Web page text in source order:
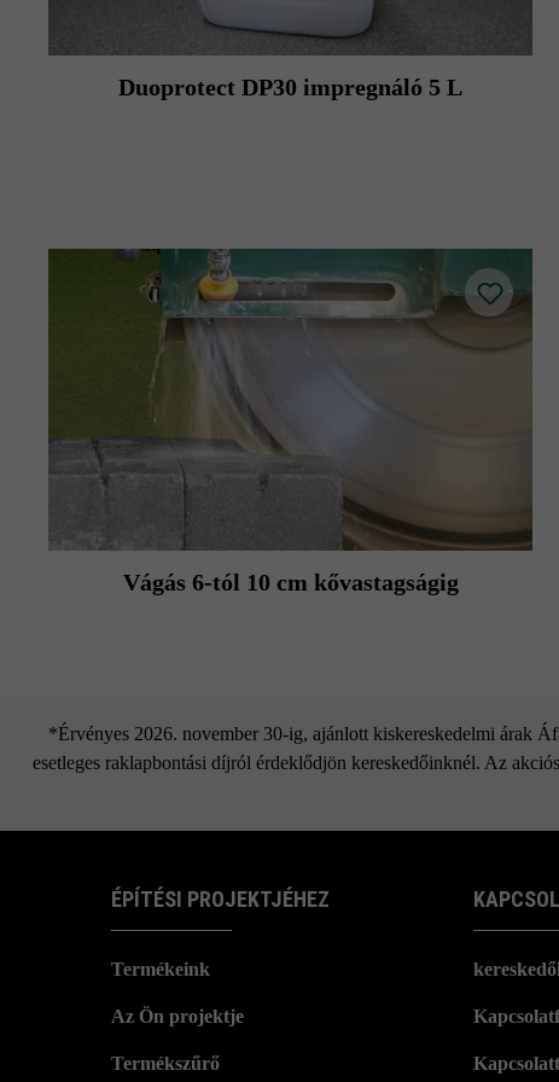
Duoprotect DP30 impregnáló 5 L
Vágás 6-tól 10 cm kővastagságig
*Érvényes 2026. november 30-ig, ajánlott kiskereskedelmi árak
esetleges raklapbontási díjról érdeklődjön kereskedőinknél. Az
ÉPÍTÉSI PROJEKTJÉHEZ
Termékeink
Az Ön projektje
Termékszűrő